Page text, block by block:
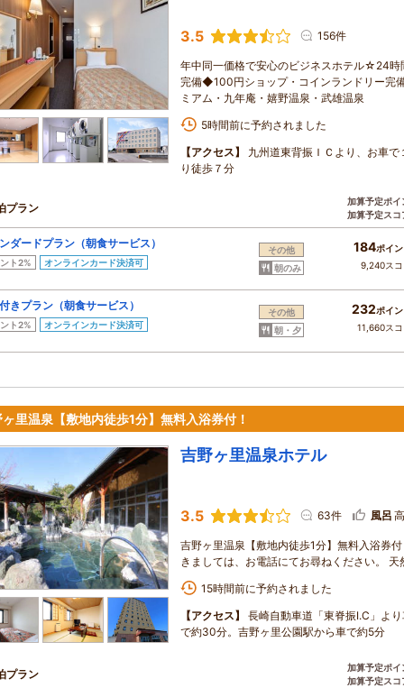
3.5 156件
年中同一価格で安心のビジネスホテル☆24
完備◆100円ショップ・コインランドリー完
ミアム・九年庵・嬉野温泉・武雄温泉
5時間前に予約されました
【アクセス】
九州道東背振ＩＣより、お車
り徒歩７分
プラン
加算予定ポイ
加算予定スコ
ダードプラン（朝食サービス）
ト2% オンラインカード決済可
その他
朝のみ
184ポイ
9,240ス
きプラン（朝食サービス）
ト2% オンラインカード決済可
その他
朝・夕
232ポイ
11,660ス
里温泉【敷地内徒歩1分】無料入浴券付！
吉野ヶ里温泉ホテル
3.5 63件 風呂
吉野ヶ里温泉【敷地内徒歩1分】無料入浴券
きましては、お電話にてお尋ねください。
15時間前に予約されました
【アクセス】
長崎自動車道「東脊振I.C」よ
で約30分。吉野ヶ里公園駅から車で約5分
プラン
加算予定ポイ
加算予定スコ